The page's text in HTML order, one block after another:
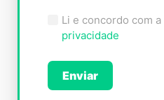
Li e concordo com a
privacidade
Enviar